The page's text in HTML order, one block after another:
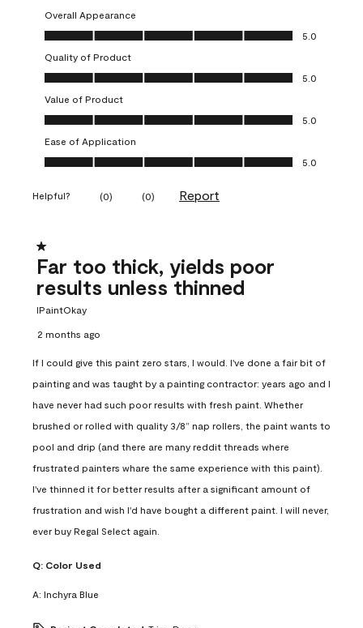
Overall Appearance
Overall Appearance, 5.0 out of 5
5.0
Quality of Product
Quality of Product, 5.0 out of 5
5.0
Value of Product
Value of Product, 5.0 out of 5
5.0
Ease of Application
Ease of Application, 5.0 out of 5
5.0
Helpful? (0) (0) Report
1 out of 5 stars.
Far too thick, yields poor
results unless thinned
IPaintOkay
2 months ago
If I could give this paint zero stars, I would. I've done a fair bit of
painting and was taught by a painting contractor: years ago and I
have never had such poor results with fresh paint. Whether
brushed or rolled with quality 3/8” nap rollers, the paint wants to
pool and drip (and there are many reddit threads where
frustrated painters whare the same experience with this paint).
I've thinned it for better results after a significant amount of
frustration and wish I'd have bought a different paint. I will never,
ever buy Regal Select again.
Q: Color Used
A: Inchyra Blue